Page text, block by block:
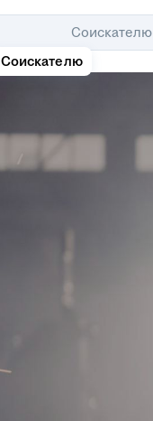
Соискателю
Соискателю